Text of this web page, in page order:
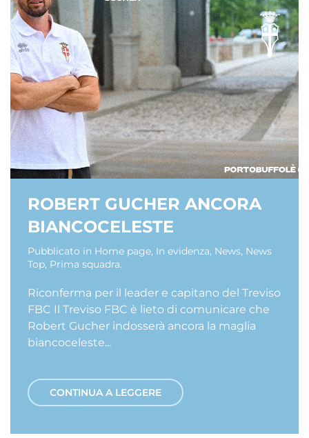
ROBERT GUCHER ANCORA
BIANCOCELESTE
Pubblicato in Home page, In evidenza, News, News
Top, Prima squadra.
Riconferma per il leader e capitano del Treviso
FBC Il Treviso FBC è lieto di comunicare che
Robert Gucher indosserà ancora la maglia
biancoceleste...
CONTINUA A LEGGERE